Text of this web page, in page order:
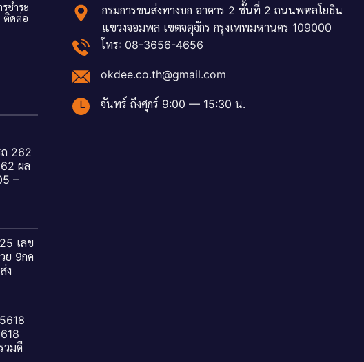
ชำระ
ติดต่อ
262
ผล
–
เลข
ย 9กค
ง
วมดี
กรมการขนส่งทางบก อาคาร 2 ชั้นที่ 2 ถนนพหลโยธิน
แขวงจอมพล เขตจตุจักร กรุงเทพมหานคร 109000
โทร: 08-3656-4656
okdee.co.th@gmail.com
จันทร์ ถึงศุกร์ 9:00 — 15:30 น.